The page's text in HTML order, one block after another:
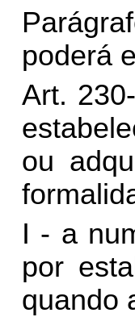
poderá
Art.
ou
I - a
por
quando